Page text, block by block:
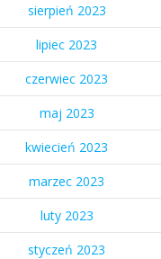
sierpień 2023
lipiec 2023
czerwiec 2023
maj 2023
kwiecień 2023
marzec 2023
luty 2023
styczeń 2023